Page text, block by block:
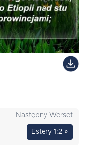
Następny Werset
Estery 1:2 »